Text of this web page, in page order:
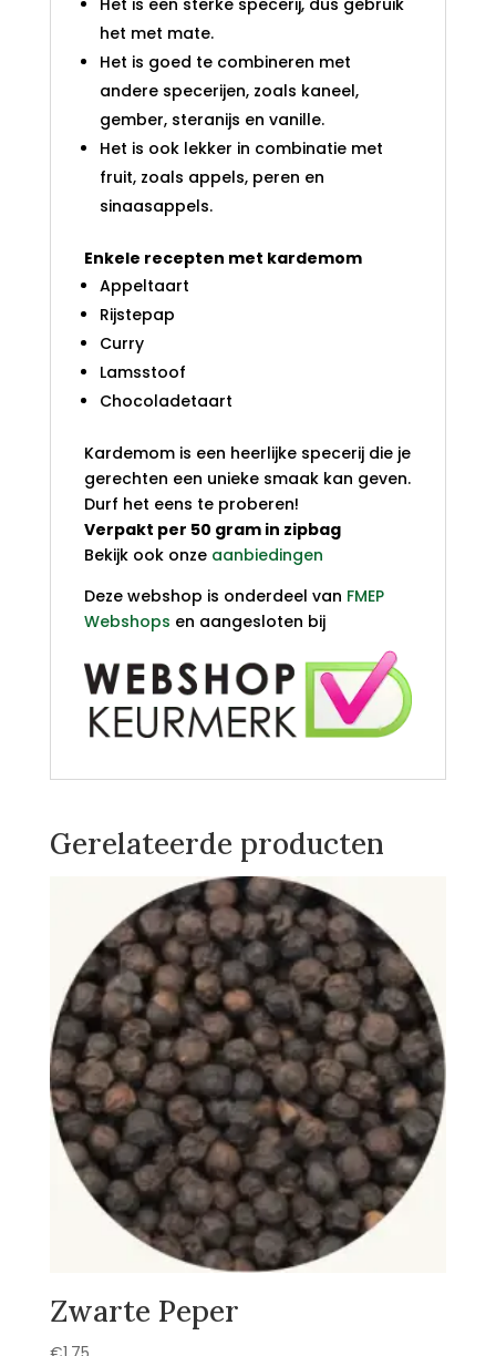
Het is een sterke specerij, dus gebruik
het met mate.
Het is goed te combineren met
andere specerijen, zoals kaneel,
gember, steranijs en vanille.
Het is ook lekker in combinatie met
fruit, zoals appels, peren en
sinaasappels.
Enkele recepten met kardemom
Appeltaart
Rijstepap
Curry
Lamsstoof
Chocoladetaart
Kardemom is een heerlijke specerij die je
gerechten een unieke smaak kan geven.
Durf het eens te proberen!
Verpakt per 50 gram in zipbag
Bekijk ook onze aanbiedingen
Deze webshop is onderdeel van FMEP
Webshops en aangesloten bij
Gerelateerde producten
Zwarte Peper